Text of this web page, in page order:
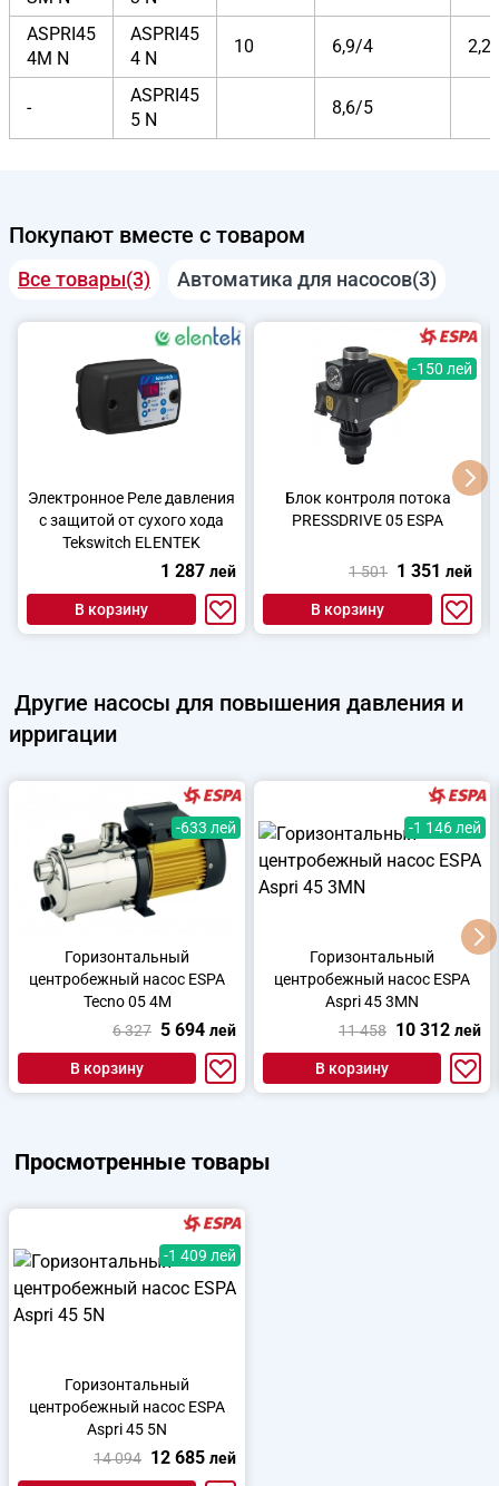
ASPRI45
4М N
ASPRI45
4 N
10 6,9/4 2,2
-
ASPRI45
5 N
8,6/5
Покупают вместе с товаром
Все товары(3) Автоматика для насосов(3)
Электронное Реле давления
с защитой от сухого хода
Tekswitch ELENTEK
1 287 лей
В корзину
-150 лей
Блок контроля потока
PRESSDRIVE 05 ESPA
1 501 1 351 лей
В корзину
Другие насосы для повышения давления и
ирригации
-633 лей
Горизонтальный
центробежный насос ESPA
Tecno 05 4M
6 327 5 694 лей
В корзину
-1 146 лей
Горизонтальный
центробежный насос ESPA
Aspri 45 3MN
11 458 10 312 лей
В корзину
Просмотренные товары
-1 409 лей
Горизонтальный
центробежный насос ESPA
Aspri 45 5N
14 094 12 685 лей